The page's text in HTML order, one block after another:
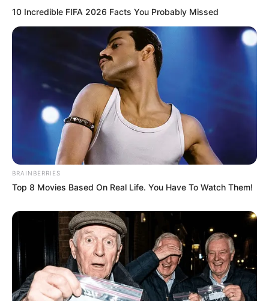
10 Incredible FIFA 2026 Facts You Probably Missed
BRAINBERRIES
Top 8 Movies Based On Real Life. You Have To Watch Them!